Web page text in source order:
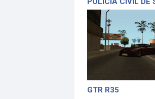
PAULO - PCESP
GTR R35